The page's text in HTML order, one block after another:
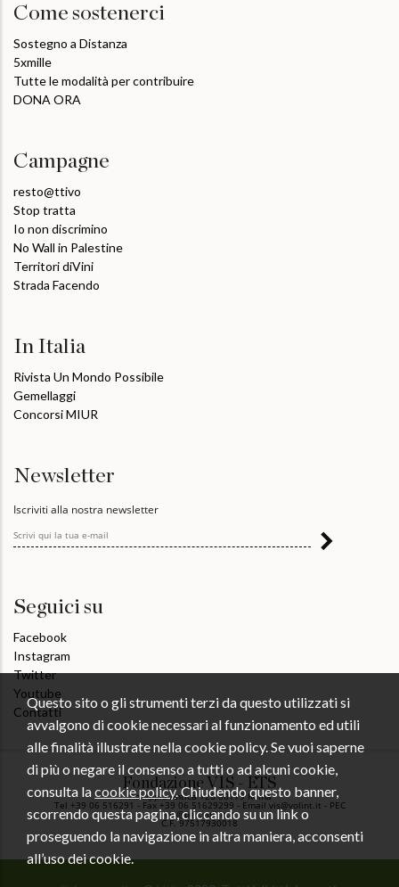
Come sostenerci
Sostegno a Distanza
5xmille
Tutte le modalità per contribuire
DONA ORA
Campagne
resto@ttivo
Stop tratta
Io non discrimino
No Wall in Palestine
Territori diVini
Strada Facendo
In Italia
Rivista Un Mondo Possibile
Gemellaggi
Concorsi MIUR
Newsletter
Iscriviti alla nostra newsletter
Seguici su
Facebook
Instagram
Twitter
Youtube
Contatti
Fondazione VIS - ETS
Via Appia Antica 126 00179 Roma
Tel +39 06 516291 - Fax +39 06 51629299 - Email vis@volint.it - PEC
vis@pec.volint.it
C.F. 97517930018
Questo sito o gli strumenti terzi da questo utilizzati si
avvalgono di cookie necessari al funzionamento ed utili
alle finalità illustrate nella cookie policy. Se vuoi saperne
di più o negare il consenso a tutti o ad alcuni cookie,
consulta lacookie policy. Chiudendo questo banner,
scorrendo questa pagina, cliccando su un link o
proseguendo la navigazione in altra maniera, acconsenti
all’uso dei cookie.